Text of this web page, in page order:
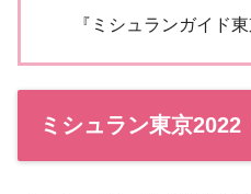
『ミシュランガイド
ミシュラン東京2022